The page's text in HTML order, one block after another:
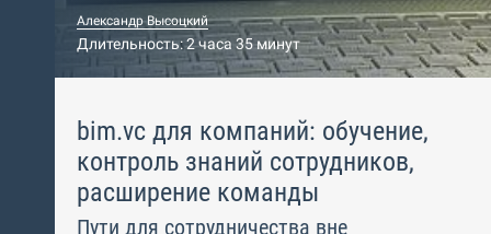
Александр Высоцкий
Длительность: 2 часа 35 минут
bim.vc для компаний: обучение,
контроль знаний сотрудников,
расширение команды
Пути для сотрудничества вне